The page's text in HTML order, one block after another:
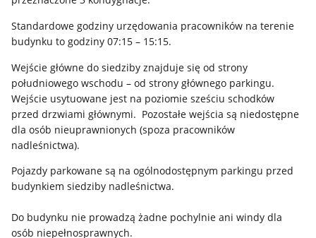
Standardowe godziny urzędowania pracowników na terenie
budynku to godziny 07:15 – 15:15.
Wejście główne do siedziby znajduje się od strony
południowego wschodu – od strony głównego parkingu.
Wejście usytuowane jest na poziomie sześciu schodków
przed drzwiami głównymi. Pozostałe wejścia są niedostępne
dla osób nieuprawnionych (spoza pracowników
nadleśnictwa).
Pojazdy parkowane są na ogólnodostępnym parkingu przed
budynkiem siedziby nadleśnictwa.
Do budynku nie prowadzą żadne pochylnie ani windy dla
osób niepełnosprawnych.